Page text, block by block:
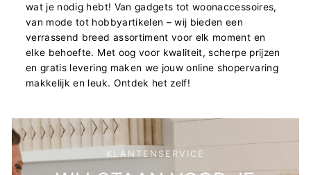
wat je nodig hebt! Van gadgets tot woonaccessoires,
van mode tot hobbyartikelen – wij bieden een
verrassend breed assortiment voor elk moment en
elke behoefte. Met oog voor kwaliteit, scherpe prijzen
en gratis levering maken we jouw online shopervaring
makkelijk en leuk. Ontdek het zelf!
KLANTENSERVICE